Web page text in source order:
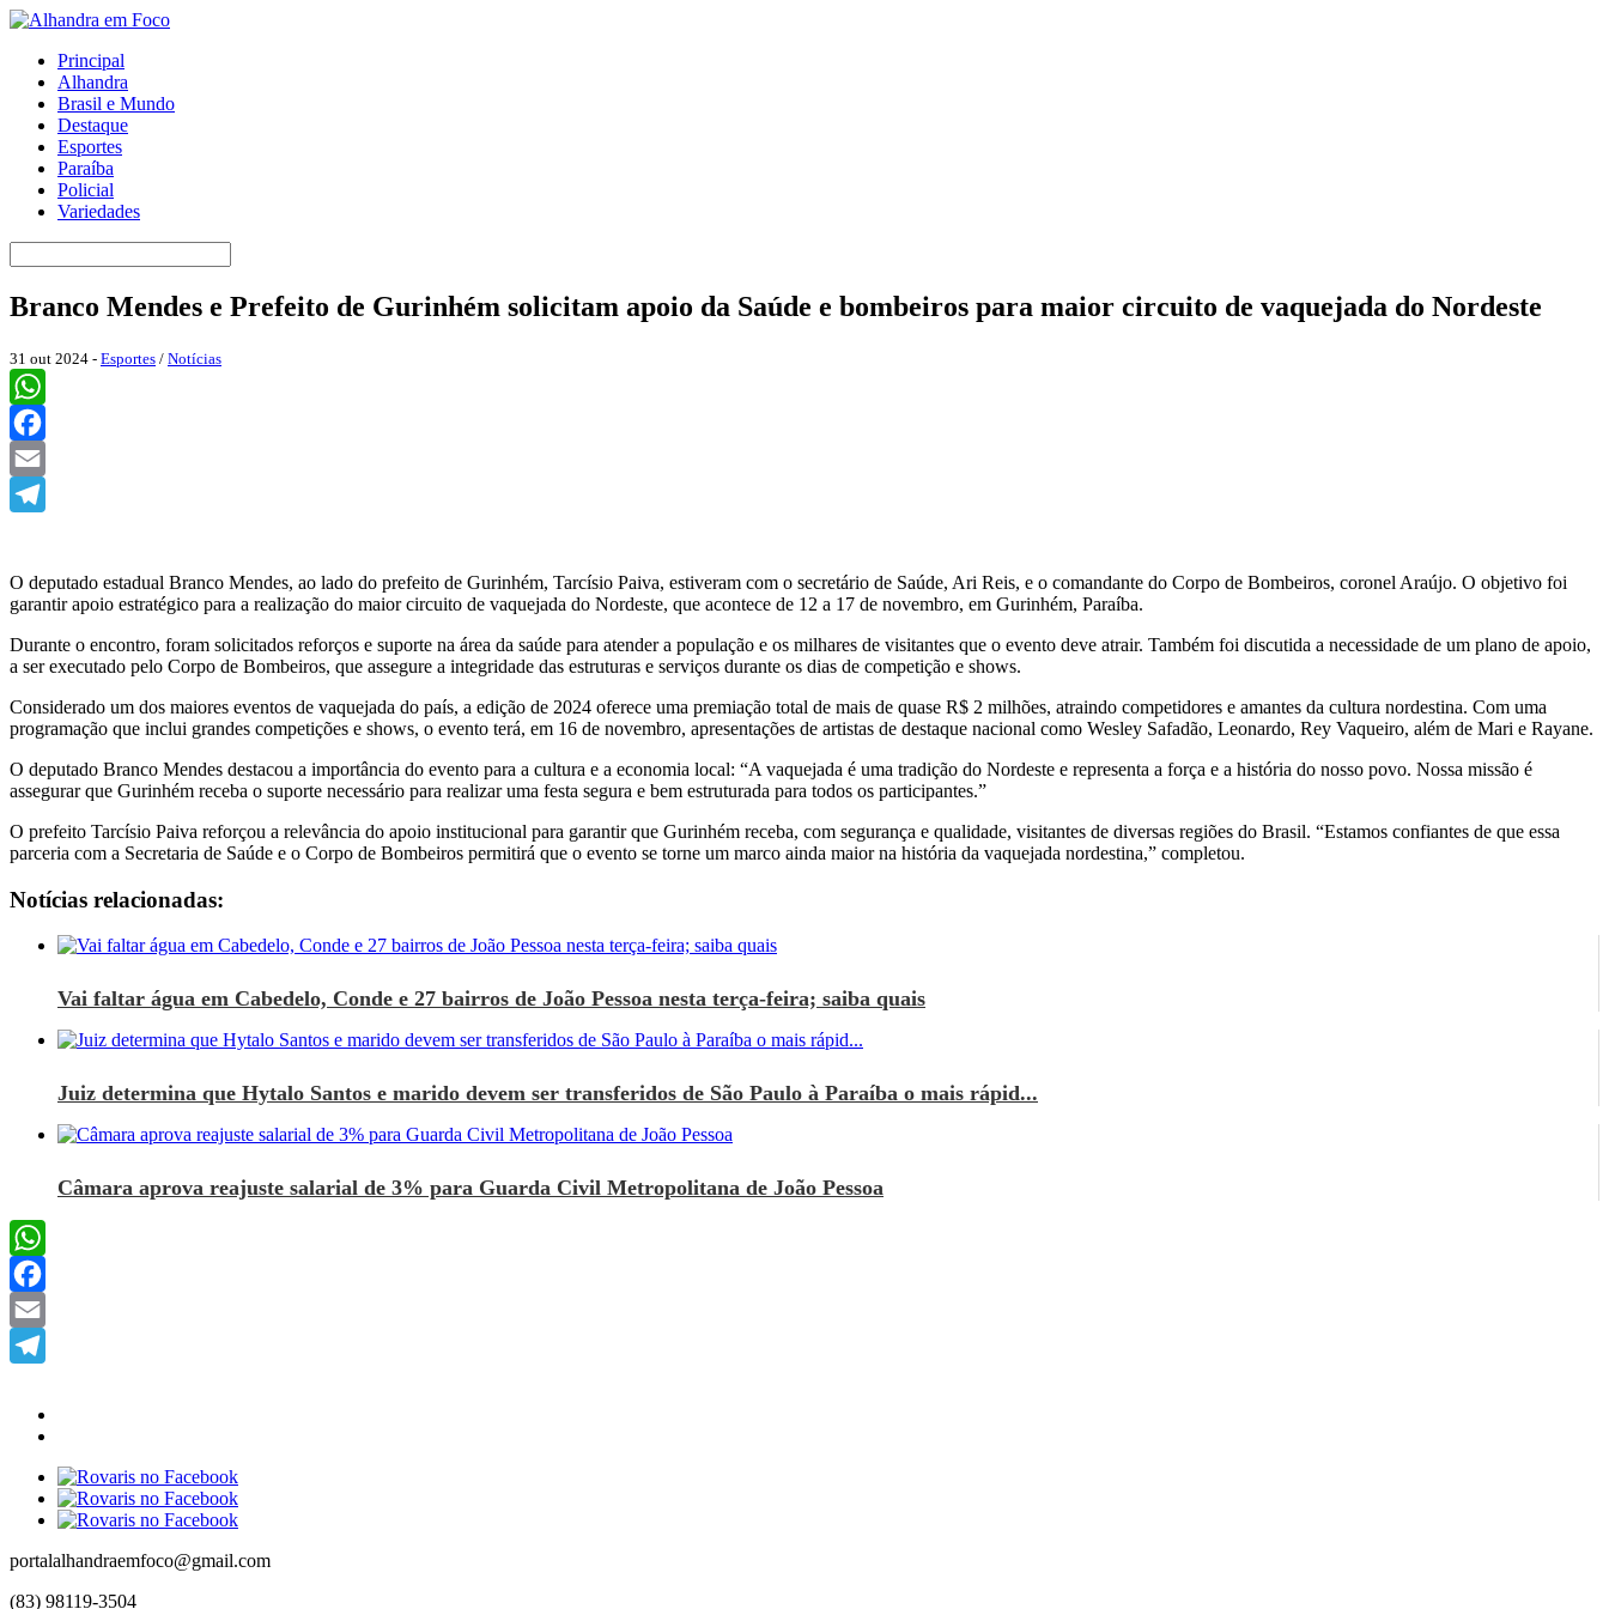
Principal
Alhandra
Brasil e Mundo
Destaque
Esportes
Paraíba
Policial
Variedades
Branco Mendes e Prefeito de Gurinhém solicitam apoio da Saúde e bombeiros para maior circuito de vaquejada do Nordeste
31 out 2024 - Esportes / Notícias
WhatsApp
Facebook
Email
O deputado estadual Branco Mendes, ao lado do prefeito de Gurinhém, Tarcísio Paiva, estiveram com o secretário de Saúde, Ari Reis, e o comandante do Corpo de Bombeiros, coronel Araújo. O objetivo foi
garantir apoio estratégico para a realização do maior circuito de vaquejada do Nordeste, que acontece de 12 a 17 de novembro, em Gurinhém, Paraíba.
Durante o encontro, foram solicitados reforços e suporte na área da saúde para atender a população e os milhares de visitantes que o evento deve atrair. Também foi discutida a necessidade de um plano de apoio,
a ser executado pelo Corpo de Bombeiros, que assegure a integridade das estruturas e serviços durante os dias de competição e shows.
Considerado um dos maiores eventos de vaquejada do país, a edição de 2024 oferece uma premiação total de mais de quase R$ 2 milhões, atraindo competidores e amantes da cultura nordestina. Com uma
programação que inclui grandes competições e shows, o evento terá, em 16 de novembro, apresentações de artistas de destaque nacional como Wesley Safadão, Leonardo, Rey Vaqueiro, além de Mari e Rayane.
O deputado Branco Mendes destacou a importância do evento para a cultura e a economia local: “A vaquejada é uma tradição do Nordeste e representa a força e a história do nosso povo. Nossa missão é
assegurar que Gurinhém receba o suporte necessário para realizar uma festa segura e bem estruturada para todos os participantes.”
O prefeito Tarcísio Paiva reforçou a relevância do apoio institucional para garantir que Gurinhém receba, com segurança e qualidade, visitantes de diversas regiões do Brasil. “Estamos confiantes de que essa
parceria com a Secretaria de Saúde e o Corpo de Bombeiros permitirá que o evento se torne um marco ainda maior na história da vaquejada nordestina,” completou.
Notícias relacionadas:
Vai faltar água em Cabedelo, Conde e 27 bairros de João Pessoa nesta terça-feira; saiba quais
Juiz determina que Hytalo Santos e marido devem ser transferidos de São Paulo à Paraíba o mais rápid...
Câmara aprova reajuste salarial de 3% para Guarda Civil Metropolitana de João Pessoa
WhatsApp
Facebook
Email
portalalhandraemfoco@gmail.com
(83) 98119-3504